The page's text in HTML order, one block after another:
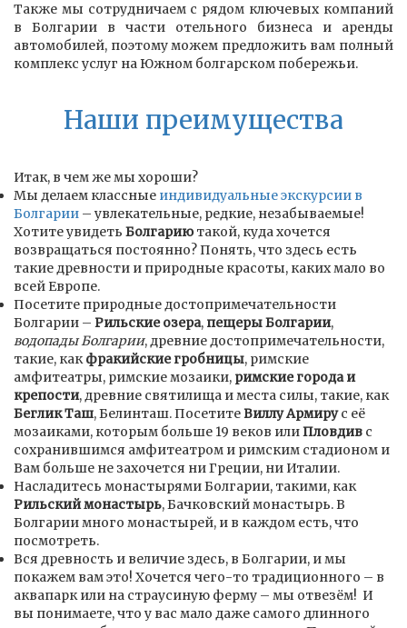
Также мы сотрудничаем с рядом ключевых компаний
в Болгарии в части отельного бизнеса и аренды
автомобилей, поэтому можем предложить вам полный
комплекс услуг на Южном болгарском побережьи.
Наши преимущества
Итак, в чем же мы хороши?
Мы делаем классные индивидуальные экскурсии в
Болгарии – увлекательные, редкие, незабываемые!
Хотите увидеть Болгариютакой, куда хочется
возвращаться постоянно? Понять, что здесь есть
такие древности и природные красоты, каких мало во
всей Европе.
Посетите природные достопримечательности
Болгарии – Рильские озера, пещеры Болгарии,
водопады Болгарии, древние достопримечательности,
такие, какфракийские гробницы, римские
амфитеатры, римские мозаики, римские города и
крепости, древние святилища и места силы, такие, как
Беглик Таш, Белинташ. ПосетитеВиллу Армирус её
мозаиками, которым больше 19 веков илиПловдив с
сохранившимся амфитеатром и римским стадионом и
Вам больше не захочется ни Греции, ни Италии.
Насладитесь монастырями Болгарии, такими, как
Рильский монастырь, Бачковский монастырь. В
Болгарии много монастырей, и в каждом есть, что
посмотреть.
Вся древность и величие здесь, в Болгарии, и мы
покажем вам это! Хочется чего-то традиционного – в
аквапарк или на страусиную ферму – мы отвезём! И
вы понимаете, что у вас мало даже самого длинного